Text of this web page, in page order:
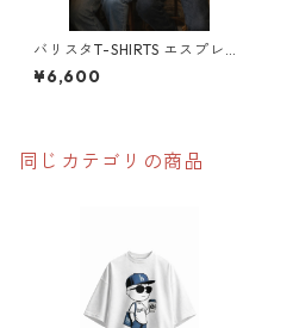
バリスタT-SHIRTS エスプレッ
ソマシン 極厚 ヘビーウェ
イト
¥6,600
同じカテゴリの商品